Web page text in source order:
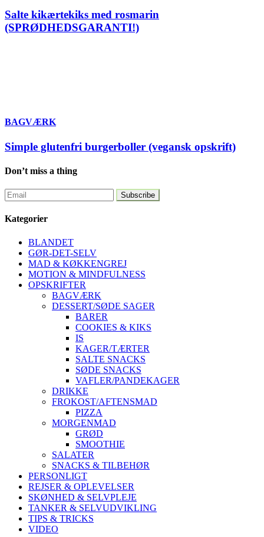
Salte kikærtekiks med rosmarin
(SPRØDHEDSGARANTI!)
BAGVÆRK
Simple glutenfri burgerboller (vegansk opskrift)
Don’t miss a thing
Kategorier
BLANDET
GØR-DET-SELV
MAD & KØKKENGREJ
MOTION & MINDFULNESS
OPSKRIFTER
BAGVÆRK
DESSERT/SØDE SAGER
BARER
COOKIES & KIKS
IS
KAGER/TÆRTER
SALTE SNACKS
SØDE SNACKS
VAFLER/PANDEKAGER
DRIKKE
FROKOST/AFTENSMAD
PIZZA
MORGENMAD
GRØD
SMOOTHIE
SALATER
SNACKS & TILBEHØR
PERSONLIGT
REJSER & OPLEVELSER
SKØNHED & SELVPLEJE
TANKER & SELVUDVIKLING
TIPS & TRICKS
VIDEO